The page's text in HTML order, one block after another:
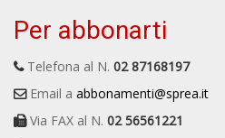
Per abbonarti
Telefona al N. 02 87168197
Email a abbonamenti@sprea.it
Via FAX al N. 02 56561221